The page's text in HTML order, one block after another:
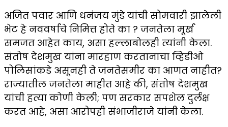
अजित पवार आणि धनंजय मुंडे यांची सोमवारी झालेली
भेट हे नववर्षाचे निमित्त होते का ? जनतेला मूर्ख
समजत आहेत काय, असा हल्लाबोलही त्यांनी केला.
संतोष देशमुख यांना मारहाण करतानाचा व्हिडीओ
पोलिसांकडे असूनही ते जनतेसमीर का आणत नाहीत?
राज्यातील जनतेला माहीत आहे की, संतोष देशमुख
यांची हत्या कोणी केली; पण सरकार सपशेल दुर्लक्ष
करत आहे, असा आरोपही संभाजीराजे यांनी केला.